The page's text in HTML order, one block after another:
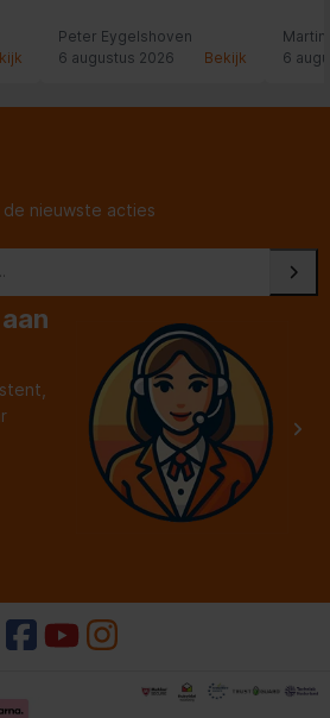
is deze Expert winkel in
Landgraaf zelf doe
deze winkel is een top
Peter Eygelshoven
6 augustus 2026
Bekijk
Martin
6
nieuwste acties